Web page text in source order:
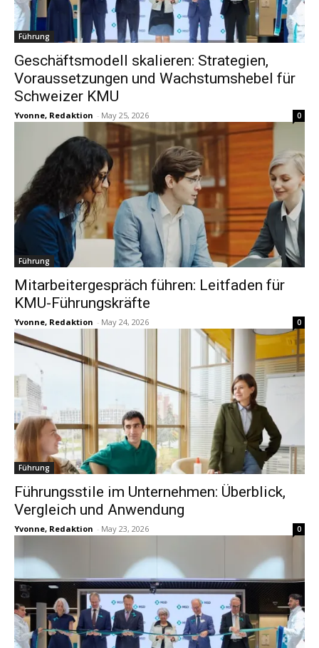
Führung
Geschäftsmodell skalieren: Strategien,
Voraussetzungen und Wachstumshebel für
Schweizer KMU
Yvonne, Redaktion - May 25, 2026 0
Führung
Mitarbeitergespräch führen: Leitfaden für
KMU-Führungskräfte
Yvonne, Redaktion - May 24, 2026 0
Führung
Führungsstile im Unternehmen: Überblick,
Vergleich und Anwendung
Yvonne, Redaktion - May 23, 2026 0